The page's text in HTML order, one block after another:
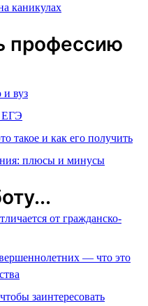
каникулах
профессию
вуз
ЕГЭ
такое и как его получить
плюсы и минусы
от гражданско-
— что это
заинтересовать